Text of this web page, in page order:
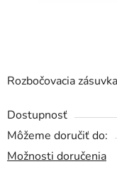
Rozbočovacia
Dostupnosť
Môžeme doručiť do:
Možnosti doručenia